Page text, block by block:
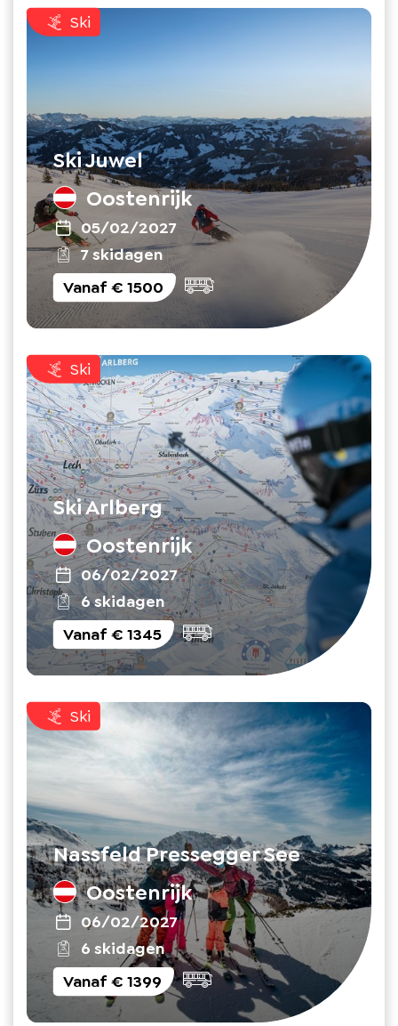
Ski
Ski Juwel
Oostenrijk
05/02/2027
7 skidagen
Vanaf€ 1500
Ski
Ski Arlberg
Oostenrijk
06/02/2027
6 skidagen
Vanaf€ 1345
Ski
Nassfeld Pressegger See
Oostenrijk
06/02/2027
6 skidagen
Vanaf€ 1399